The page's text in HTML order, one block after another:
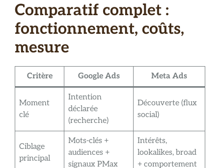
Comparatif complet :
fonctionnement, coûts,
mesure
Critère Google Ads Meta Ads
Moment
clé
Intention
déclarée
(recherche)
Découverte (flux
social)
Ciblage
principal
Mots-clés +
audiences +
signaux PMax
Intérêts,
lookalikes, broad
+ comportement